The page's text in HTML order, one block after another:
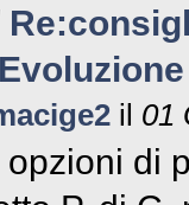
il 01
di